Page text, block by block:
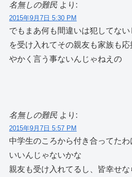
名無しの難民 より:
2015年9月7日 5:30 PM
でもまあ何も間違いは犯してな
を受け入れてその親友も家族も
やかく言う事ないんじゃねえの
名無しの難民 より:
2015年9月7日 5:57 PM
中学生のころから付き合ってた
いいんじゃないかな
親友も受け入れてるし、皆幸せ